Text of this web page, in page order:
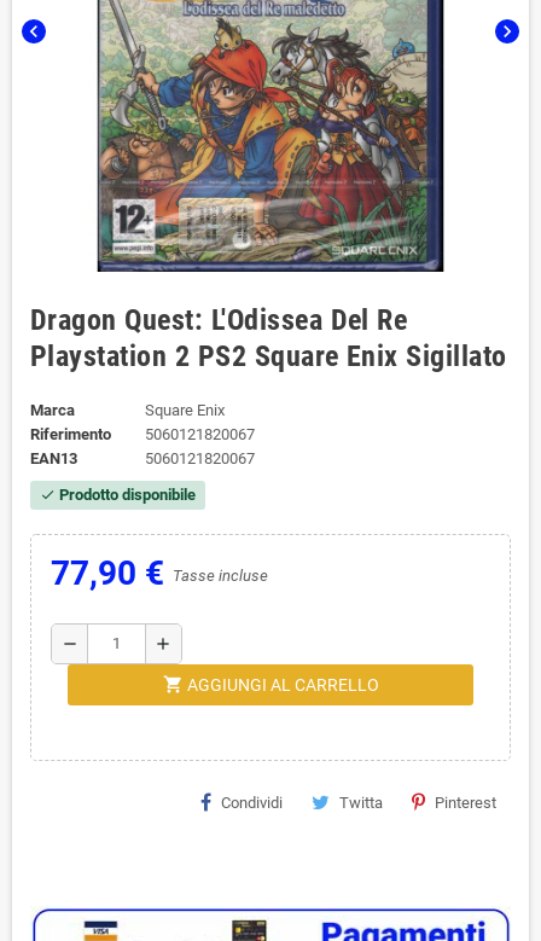
chevron_left chevron_right
Dragon Quest: L'Odissea Del Re
Playstation 2 PS2 Square Enix Sigillato
Marca
Square Enix
Riferimento
5060121820067
EAN13
5060121820067
check Prodotto disponibile
77,90 € Tasse incluse
remove add
shopping_cart AGGIUNGI AL CARRELLO
Condividi Twitta Pinterest